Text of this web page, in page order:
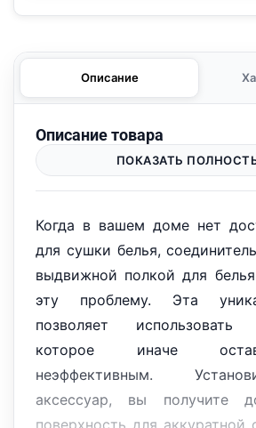
Описание
Описание товара
ПОКАЗАТЬ
Когда в вашем доме нет
для сушки белья,
выдвижной полкой для
эту проблему. Эта
позволяет использовать
которое иначе
неэффективным.
аксессуар, вы получите
поверхность для